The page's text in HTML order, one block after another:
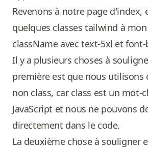
Revenons à notre page d'index,
quelques classes tailwind à
className avec text-5xl et
Il y a plusieurs choses à
première est que nous utilisons
non class, car class est un mot-
JavaScript et nous ne pouvons
directement dans le code.
La deuxième chose à souligner